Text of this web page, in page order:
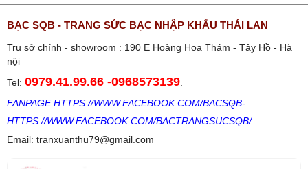
BẠC SQB - TRANG SỨC BẠC NHẬP KHẨU THÁI LAN
Trụ sở chính - showroom : 190 E Hoàng Hoa Thám - Tây Hồ - Hà
nội
Tel: 0979.41.99.66 -0968573139
FANPAGE:HTTPS://WWW.FACEBOOK.COM/BACSQB-
HTTPS://WWW.FACEBOOK.COM/BACTRANGSUCSQB/
Email: tranxuanthu79@gmail.com